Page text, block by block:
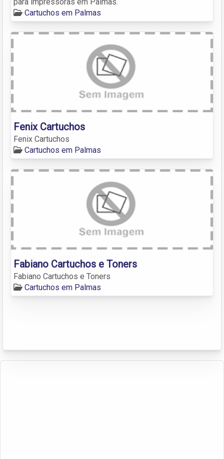
Cartuchos em Palmas
Fenix Cartuchos
Fenix Cartuchos
Cartuchos em Palmas
Fabiano Cartuchos e Toners
Fabiano Cartuchos e Toners
Cartuchos em Palmas